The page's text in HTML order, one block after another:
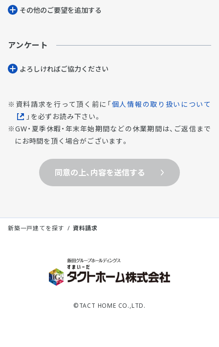
その他のご要望を追加する
アンケート
よろしければご協⼒ください
資料請求を行って頂く前に「個人情報の取り扱いについて
」を必ずお読み下さい。
GW・夏季休暇・年末年始期間などの休業期間は、ご返信まで
にお時間を頂く場合がございます。
同意の上、内容を送信する
新築一戸建てを探す 資料請求
©TACT HOME CO.,LTD.